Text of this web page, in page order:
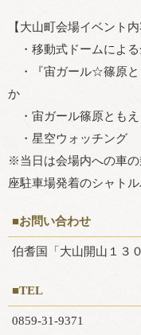
【大山町会場イベント内
・移動式ドームによ
・『宙ガール☆篠原と
か
・宙ガール篠原ともえ
・星空ウォッチング
※当日は会場内への車
座駐車場発着のシャト
■お問い合わせ
伯耆国「大山開山１３
■TEL
0859-31-9371